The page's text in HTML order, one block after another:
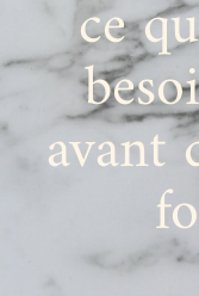
ce
avant